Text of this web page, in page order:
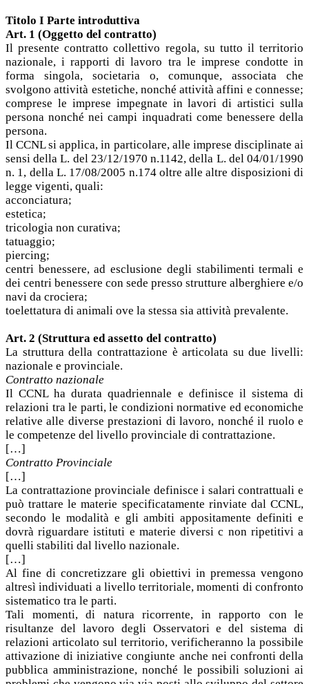
Titolo I Parte introduttiva
Art. 1 (Oggetto del contratto)
Il presente contratto collettivo regola, su tutto il territorio
nazionale, i rapporti di lavoro tra le imprese condotte in
forma singola, societaria o, comunque, associata che
svolgono attività estetiche, nonché attività affini e connesse;
comprese le imprese impegnate in lavori di artistici sulla
persona nonché nei campi inquadrati come benessere della
persona.
Il CCNL si applica, in particolare, alle imprese disciplinate ai
sensi della L. del 23/12/1970 n.1142, della L. del 04/01/1990
n. 1, della L. 17/08/2005 n.174 oltre alle altre disposizioni di
legge vigenti, quali:
acconciatura;
estetica;
tricologia non curativa;
tatuaggio;
piercing;
centri benessere, ad esclusione degli stabilimenti termali e
dei centri benessere con sede presso strutture alberghiere e/o
navi da crociera;
toelettatura di animali ove la stessa sia attività prevalente.
Art. 2 (Struttura ed assetto del contratto)
La struttura della contrattazione è articolata su due livelli:
nazionale e provinciale.
Contratto nazionale
Il CCNL ha durata quadriennale e definisce il sistema di
relazioni tra le parti, le condizioni normative ed economiche
relative alle diverse prestazioni di lavoro, nonché il ruolo e
le competenze del livello provinciale di contrattazione.
[…]
Contratto Provinciale
[…]
La contrattazione provinciale definisce i salari contrattuali e
può trattare le materie specificatamente rinviate dal CCNL,
secondo le modalità e gli ambiti appositamente definiti e
dovrà riguardare istituti e materie diversi c non ripetitivi a
quelli stabiliti dal livello nazionale.
[…]
Al fine di concretizzare gli obiettivi in premessa vengono
altresì individuati a livello territoriale, momenti di confronto
sistematico tra le parti.
Tali momenti, di natura ricorrente, in rapporto con le
risultanze del lavoro degli Osservatori e del sistema di
relazioni articolato sul territorio, verificheranno la possibile
attivazione di iniziative congiunte anche nei confronti della
pubblica amministrazione, nonché le possibili soluzioni ai